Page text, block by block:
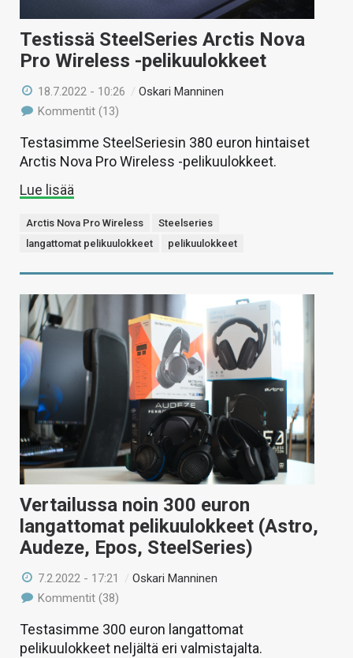
Testissä SteelSeries Arctis Nova
Pro Wireless -pelikuulokkeet
18.7.2022 - 10:26 /Oskari Manninen
Kommentit (13)
Testasimme SteelSeriesin 380 euron hintaiset
Arctis Nova Pro Wireless -pelikuulokkeet.
Lue lisää
Arctis Nova Pro Wireless
Steelseries
langattomat pelikuulokkeet
pelikuulokkeet
Vertailussa noin 300 euron
langattomat pelikuulokkeet (Astro,
Audeze, Epos, SteelSeries)
7.2.2022 - 17:21 /Oskari Manninen
Kommentit (38)
Testasimme 300 euron langattomat
pelikuulokkeet neljältä eri valmistajalta.